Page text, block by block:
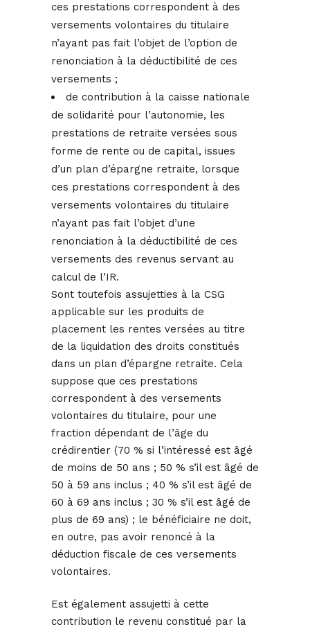
ces prestations correspondent à des
versements volontaires du titulaire
n’ayant pas fait l’objet de l’option de
renonciation à la déductibilité de ces
versements ;
de contribution à la caisse nationale
de solidarité pour l’autonomie, les
prestations de retraite versées sous
forme de rente ou de capital, issues
d’un plan d’épargne retraite, lorsque
ces prestations correspondent à des
versements volontaires du titulaire
n’ayant pas fait l’objet d’une
renonciation à la déductibilité de ces
versements des revenus servant au
calcul de l’IR.
Sont toutefois assujetties à la CSG
applicable sur les produits de
placement les rentes versées au titre
de la liquidation des droits constitués
dans un plan d’épargne retraite. Cela
suppose que ces prestations
correspondent à des versements
volontaires du titulaire, pour une
fraction dépendant de l’âge du
crédirentier (70 % si l’intéressé est âgé
de moins de 50 ans ; 50 % s’il est âgé de
50 à 59 ans inclus ; 40 % s’il est âgé de
60 à 69 ans inclus ; 30 % s’il est âgé de
plus de 69 ans) ; le bénéficiaire ne doit,
en outre, pas avoir renoncé à la
déduction fiscale de ces versements
volontaires.
Est également assujetti à cette
contribution le revenu constitué par la